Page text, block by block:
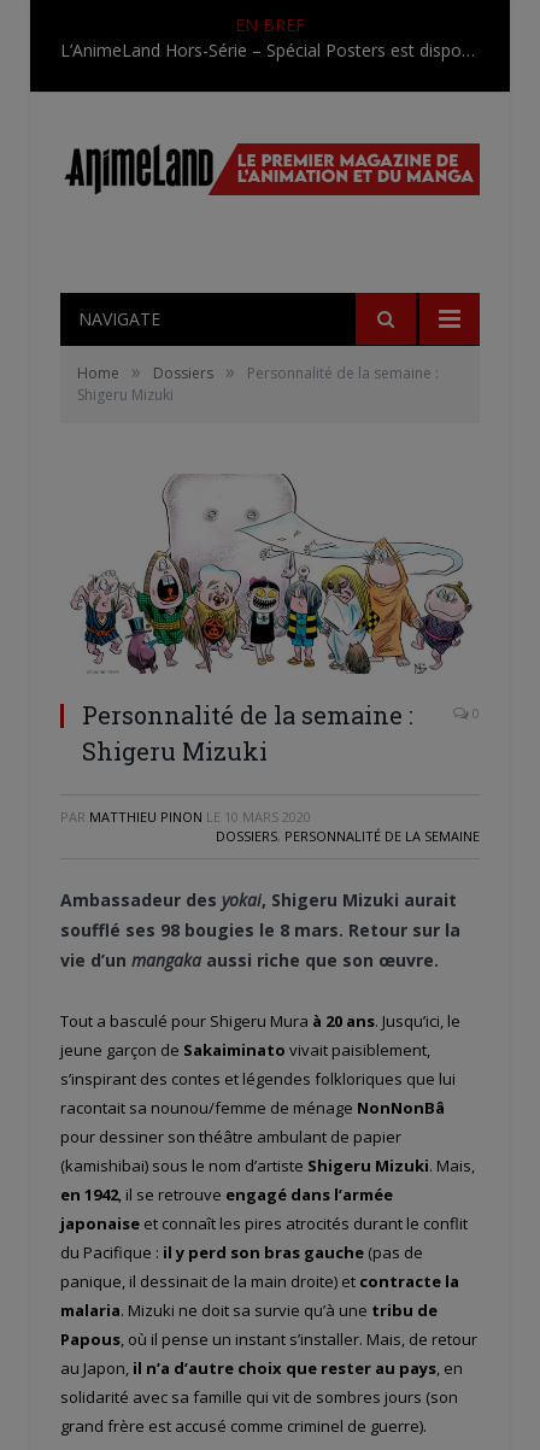
EN BREF
L’AnimeLand Hors-Série – Spécial Posters est disponible !
NAVIGATE
Home » Dossiers »
Personnalité de la semaine :
Shigeru Mizuki
Personnalité de la semaine :
Shigeru Mizuki
0
PAR MATTHIEU PINON LE 10 MARS 2020
DOSSIERS, PERSONNALITÉ DE LA SEMAINE
Ambassadeur des yokai, Shigeru Mizuki aurait
soufflé ses 98 bougies le 8 mars. Retour sur la
vie d’un mangaka aussi riche que son œuvre.
Tout a basculé pour Shigeru Mura à 20 ans. Jusqu’ici, le
jeune garçon de Sakaiminato vivait paisiblement,
s’inspirant des contes et légendes folkloriques que lui
racontait sa nounou/femme de ménage NonNonBâ
pour dessiner son théâtre ambulant de papier
(kamishibai) sous le nom d’artiste Shigeru Mizuki. Mais,
en 1942, il se retrouve engagé dans l’armée
japonaise et connaît les pires atrocités durant le conflit
du Pacifique : il y perd son bras gauche (pas de
panique, il dessinait de la main droite) et contracte la
malaria. Mizuki ne doit sa survie qu’à une tribu de
Papous, où il pense un instant s’installer. Mais, de retour
au Japon, il n’a d’autre choix que rester au pays, en
solidarité avec sa famille qui vit de sombres jours (son
grand frère est accusé comme criminel de guerre).